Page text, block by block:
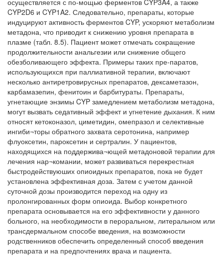
осуществляется с по-мощью ферментов CYP3A4, а также
CYP2D6 и CYP1A2. Следовательно, препараты, которые
индуцируют активность ферментов CYP, ускоряют метаболизм
метадона, что приводит к снижению уровня препарата в
плазме (табл. 8.5). Пациент может отмечать сокращение
продолжительности анальгезии или снижение общего
обезболивающего эффекта. Примеры таких пре-паратов,
использующихся при паллиативной терапии, включают
несколько антиретровирусных препаратов, дексаметазон,
карбамазепин, фенитоин и барбитураты. Препараты,
угнетающие энзимы CYP замедлением метаболизм метадона,
могут вызвать седативный эффект и угнетение дыхания. К ним
относят кетоконазол, циметидин, омепразол и селективные
ингиби¬торы обратного захвата серотонина, например
флуоксетин, пароксетин и сертралин. У пациентов,
находящихся на поддержива¬ющей метадоновой терапии для
лечения нар¬комании, может развиваться перекрестная
быстродействуюших опиоидных препаратов, пока не будет
установлена эффективная доза. Затем с учетом данной
суточной дозы произ­водится переход на одну из
пролонгированных форм опиоида. Выбор конкретного
препарата основывается на его эффективности у данного
больного, на необходимости в пероральном, ли­теральном или
трансдермальном способе вве­дения, на возможности
родственников обеспе­чить определенный способ введения
препарата и на предпочтениях врача и пациента.